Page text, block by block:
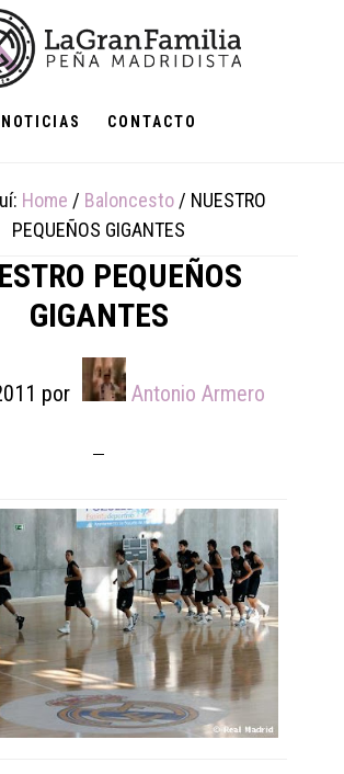
NOTICIAS CONTACTO
Home / Baloncesto / NUESTRO
PEQUEÑOS GIGANTES
PEQUEÑOS
GIGANTES
por Antonio Armero